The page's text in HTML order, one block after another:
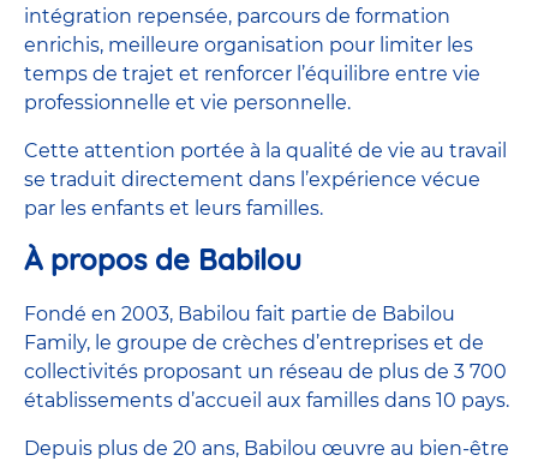
intégration repensée, parcours de formation
enrichis, meilleure organisation pour limiter les
temps de trajet et renforcer l’équilibre entre vie
professionnelle et vie personnelle.
Cette attention portée à la qualité de vie au travail
se traduit directement dans l’expérience vécue
par les enfants et leurs familles.
À propos de Babilou
Fondé en 2003, Babilou fait partie de Babilou
Family, le groupe de crèches d’entreprises et de
collectivités proposant un réseau de plus de 3 700
établissements d’accueil aux familles dans 10 pays.
Depuis plus de 20 ans, Babilou œuvre au bien-être